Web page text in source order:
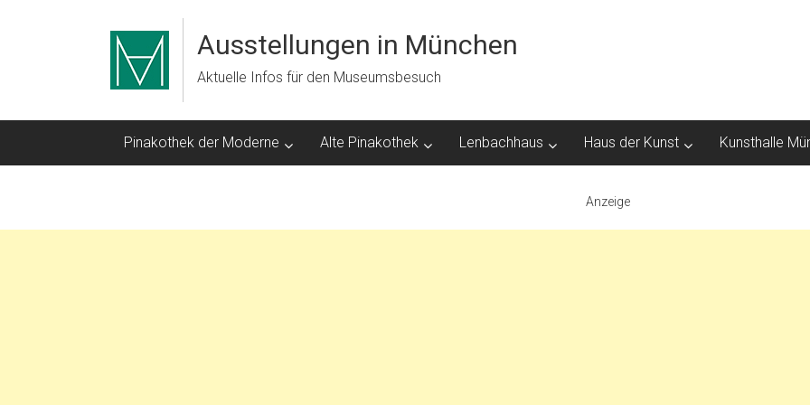
Ausstellungen in München
Aktuelle Infos für den Museumsbesuch
Pinakothek der Moderne Alte Pinakothek Lenbachhaus Haus der Kunst Kunsthalle
Anzeige